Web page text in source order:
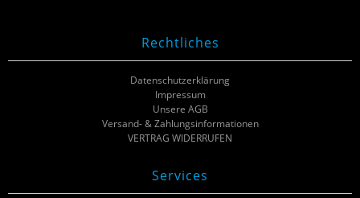
Rechtliches
Datenschutzerklärung
Impressum
Unsere AGB
Versand- & Zahlungsinformationen
VERTRAG WIDERRUFEN
Services